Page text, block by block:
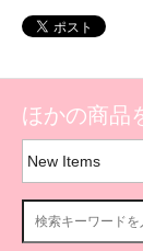
ほかの商品